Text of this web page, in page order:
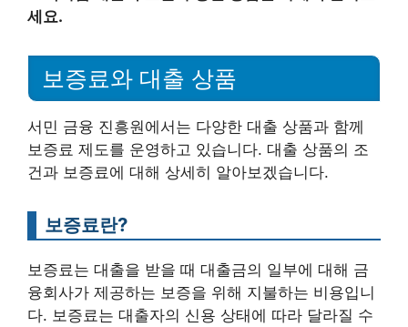
세요.
보증료와 대출 상품
서민 금융 진흥원에서는 다양한 대출 상품과 함께
보증료 제도를 운영하고 있습니다. 대출 상품의 조
건과 보증료에 대해 상세히 알아보겠습니다.
보증료란?
보증료는 대출을 받을 때 대출금의 일부에 대해 금
융회사가 제공하는 보증을 위해 지불하는 비용입니
다. 보증료는 대출자의 신용 상태에 따라 달라질 수